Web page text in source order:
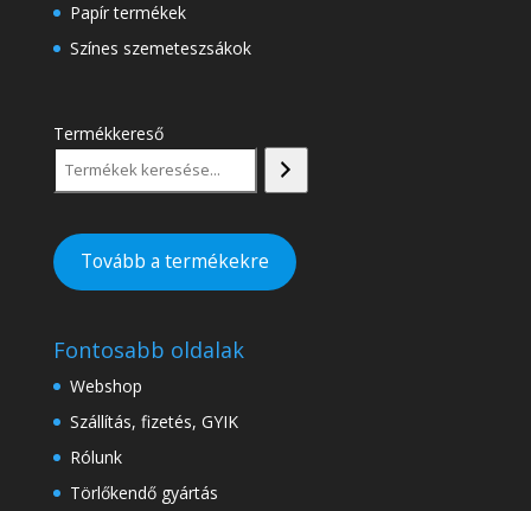
Papír termékek
Színes szemeteszsákok
Termékkereső
Tovább a termékekre
Fontosabb oldalak
Webshop
Szállítás, fizetés, GYIK
Rólunk
Törlőkendő gyártás